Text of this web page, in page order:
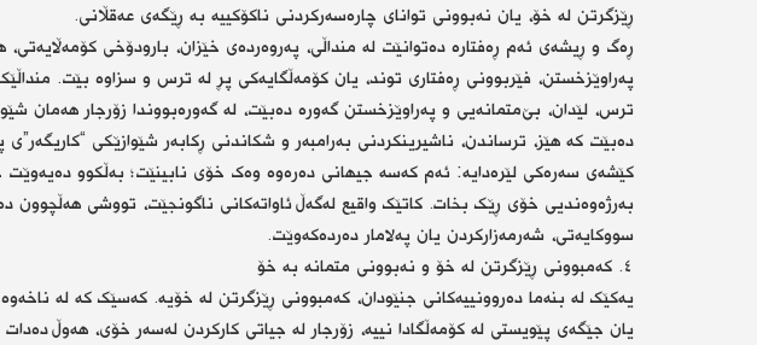
ڕێزگرتن لە خۆ، یان نەبوونی توانای چارەسەرکردنی ناکۆکییە بە ڕێگەی عەقڵانی.
ڕەگ و ڕیشەی ئەم ڕەفتارە دەتوانێت لە منداڵی، پەروەردەی خێزان، بارودۆخی کۆمەڵایەتی،
پەراوێزخستن، فێربوونی ڕەفتاری توند، یان کۆمەڵگایەکی پڕ لە ترس و سزاوە بێت.
ترس، لێدان، بێ‌متمانەیی و پەراوێزخستن گەورە دەبێت، لە گەورەبووندا زۆرجار هەمان
دەبێت کە هێز، ترساندن، ناشیرینکردنی بەرامبەر و شکاندنی ڕکابەر شێوازێکی “کاریگەر”ی
کێشەی سەرەکی لێرەدایە: ئەم کەسە جیهانی دەرەوە وەک خۆی نابینێت؛ بەڵکوو دەیەوێت
بەرژەوەندیی خۆی ڕێک بخات. کاتێک واقیع لەگەڵ ئاواتەکانی ناگونجێت، تووشی هەڵچوون
سووکایەتی، شەرمەزارکردن یان پەلامار دەردەکەوێت.
٤. کەمبوونی ڕێزگرتن لە خۆ و نەبوونی متمانە بە خۆ
یەکێک لە بنەما دەروونییەکانی جنێودان، کەمبوونی ڕێزگرتن لە خۆیە. کەسێک کە لە
یان جێگەی پێویستی لە کۆمەڵگادا نییە، زۆرجار لە جیاتی کارکردن لەسەر خۆی، هەوڵ